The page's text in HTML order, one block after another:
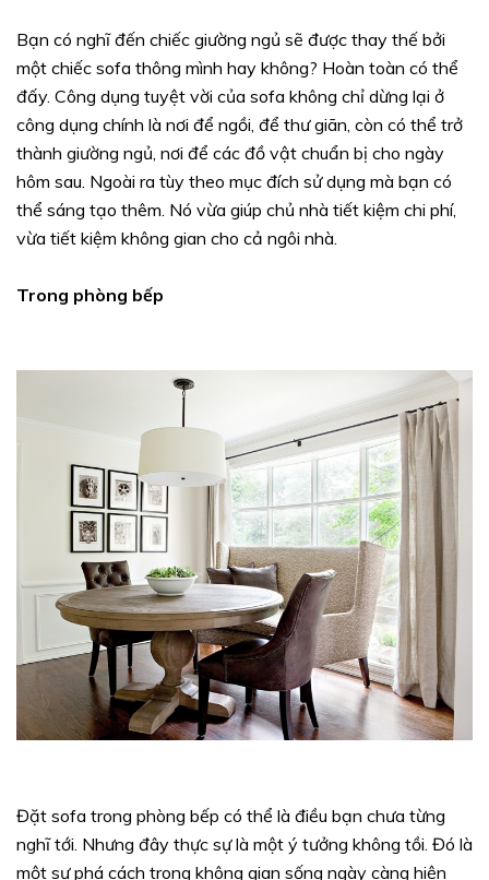
Bạn có nghĩ đến chiếc giường ngủ sẽ được thay thế bởi
một chiếc sofa thông mình hay không? Hoàn toàn có thể
đấy. Công dụng tuyệt vời của sofa không chỉ dừng lại ở
công dụng chính là nơi để ngồi, để thư giãn, còn có thể trở
thành giường ngủ, nơi để các đồ vật chuẩn bị cho ngày
hôm sau. Ngoài ra tùy theo mục đích sử dụng mà bạn có
thể sáng tạo thêm. Nó vừa giúp chủ nhà tiết kiệm chi phí,
vừa tiết kiệm không gian cho cả ngôi nhà.
Trong phòng bếp
Đặt sofa trong phòng bếp có thể là điều bạn chưa từng
nghĩ tới. Nhưng đây thực sự là một ý tưởng không tồi. Đó là
một sự phá cách trong không gian sống ngày càng hiện